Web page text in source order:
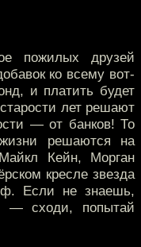
пожилых друзей
ко всему вот-
и платить будет
лет решают
— от банков! То
решаются на
Кейн, Морган
кресле звезда
Если не знаешь,
— сходи, попытай